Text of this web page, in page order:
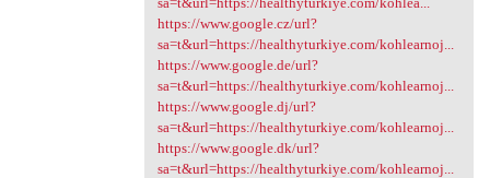
https://www.google.cz/url?
sa=t&url=https://healthyturkiye.com/kohlearnoj...
https://www.google.de/url?
sa=t&url=https://healthyturkiye.com/kohlearnoj...
https://www.google.dj/url?
sa=t&url=https://healthyturkiye.com/kohlearnoj...
https://www.google.dk/url?
sa=t&url=https://healthyturkiye.com/kohlearnoj...